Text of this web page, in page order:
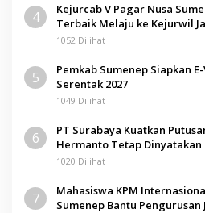
4
Kejurcab V Pagar Nusa
Terbaik Melaju ke Kejurwil
1052 Dilihat
5
Pemkab Sumenep Siapkan
Serentak 2027
1049 Dilihat
6
PT Surabaya Kuatkan
Hermanto Tetap Dinyatakan
Pamolokan
1020 Dilihat
7
Mahasiswa KPM
Sumenep Bantu Pengurusan